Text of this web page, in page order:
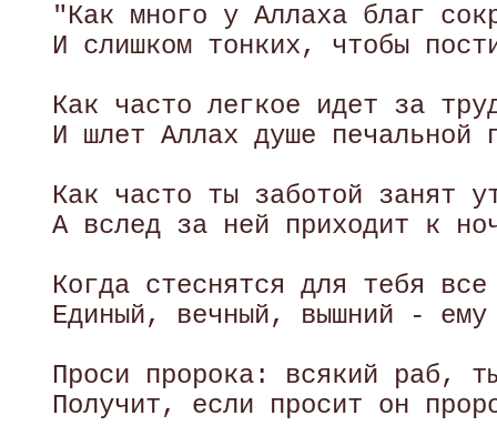
"Как много у Аллаха благ
И слишком тонких, чтобы
Как часто легкое идет за
И шлет Аллах душе печальной
Как часто ты заботой занят
А вслед за ней приходит к
Когда стеснятся для тебя
Единый, вечный, вышний -
Проси пророка: всякий раб,